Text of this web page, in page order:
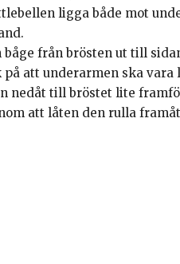
ligga både mot
båge från brösten ut till
att underarmen ska
nedåt till bröstet lite
att låten den rulla